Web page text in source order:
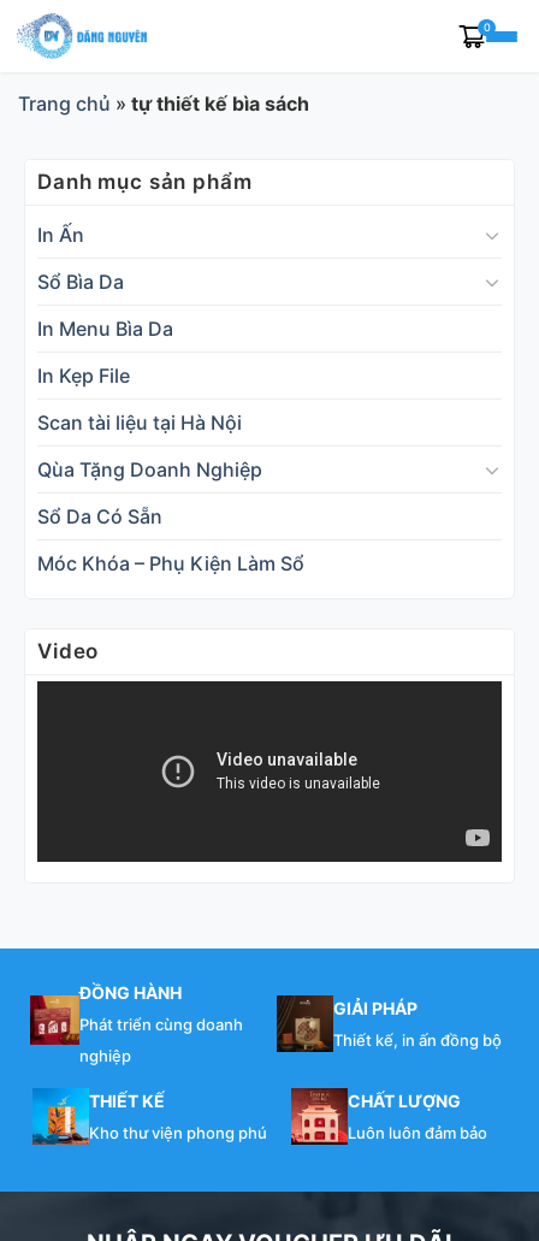
Skip
to
0
Trang chủ » tự thiết kế bìa sách
Danh mục sản phẩm
In Ấn
Sổ Bìa Da
In Menu Bìa Da
In Kẹp File
Scan tài liệu tại Hà Nội
Qùa Tặng Doanh Nghiệp
Sổ Da Có Sẵn
Móc Khóa – Phụ Kiện Làm Sổ
Video
ĐỒNG HÀNH
Phát triển cùng doanh
nghiệp
GIẢI PHÁP
Thiết kế, in ấn đồng bộ
THIẾT KẾ
Kho thư viện phong phú
CHẤT LƯỢNG
Luôn luôn đảm bảo